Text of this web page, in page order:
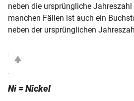
neben die ursprüngliche
manchen Fällen ist auch ein
neben der ursprünglichen
Ni = Nickel